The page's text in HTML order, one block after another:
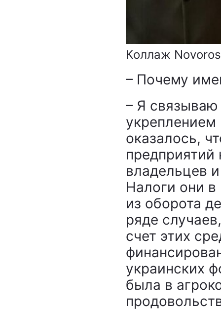
Коллаж
– Почему
– Я связываю
оказалось,
предприятий
владельцев
Налоги они
из оборота
ряде
счет этих
украинских
была в